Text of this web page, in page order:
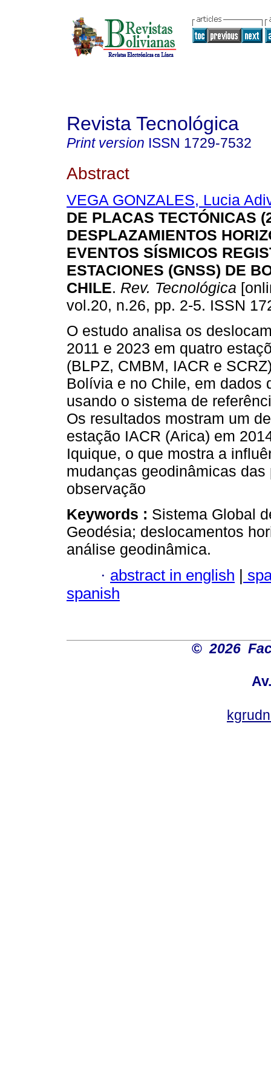
Revista Tecnológica
Print version ISSN 1729-7532
Abstract
VEGA GONZALES, Lucia
DE PLACAS TECTÓNICAS
DESPLAZAMIENTOS
EVENTOS SÍSMICOS
ESTACIONES (GNSS) DE
CHILE. Rev. Tecnológica
vol.20, n.26, pp. 2-5. ISSN
O estudo analisa os
2011 e 2023 em quatro
(BLPZ, CMBM, IACR e
Bolívia e no Chile, em dados
usando o sistema de
Os resultados mostram um
estação IACR (Arica) em
Iquique, o que mostra a
mudanças geodinâmicas
observação
Keywords : Sistema Global
Geodésia; deslocamentos
análise geodinâmica.
· abstract in english |
spanish
© 2026